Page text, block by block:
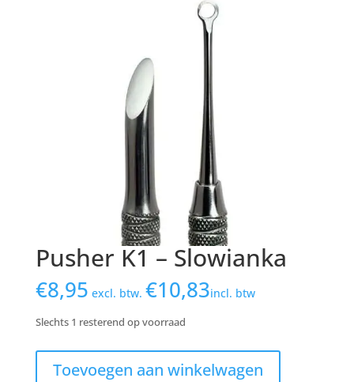
Pusher K1 – Slowianka
€8,95 excl. btw. €10,83incl. btw
Slechts 1 resterend op voorraad
Toevoegen aan winkelwagen